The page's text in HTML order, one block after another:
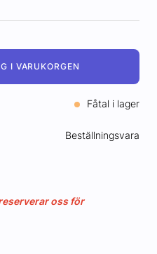
I VARUKORGEN
Fåtal i lager
Beställningsvara
oss för